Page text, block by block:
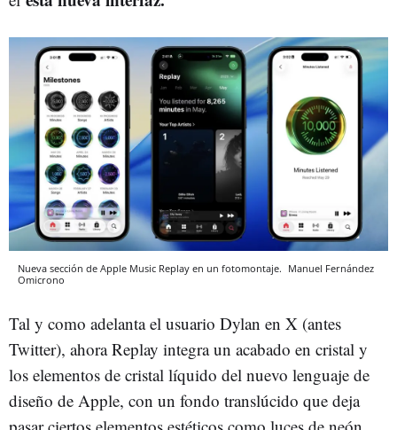
Nueva sección de Apple Music Replay en un fotomontaje. Manuel Fernández
Omicrono
Tal y como adelanta el usuario Dylan en X (antes
Twitter), ahora Replay integra un acabado en cristal y
los elementos de cristal líquido del nuevo lenguaje de
diseño de Apple, con un fondo translúcido que deja